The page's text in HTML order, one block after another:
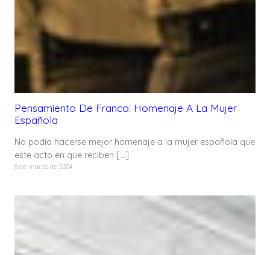
Pensamiento De Franco: Homenaje A La Mujer
Española
No podía hacerse mejor homenaje a la mujer española que
este acto en que reciben […]
8 de marzo de 2024